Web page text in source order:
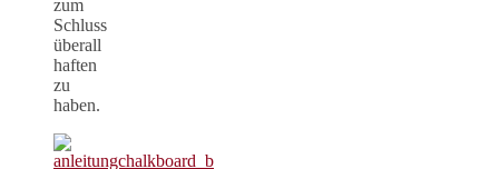
zum
Schluss
überall
haften
zu
haben.